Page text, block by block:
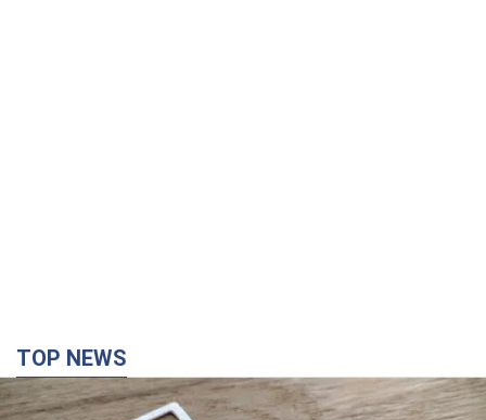
Мобильные операторы подняли тарифы "до
предела", но качество связи ухудшилось:
стоит ли жаловаться на цены